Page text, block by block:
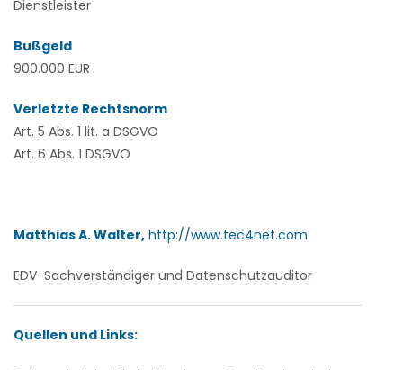
Dienstleister
Bußgeld
900.000 EUR
Verletzte Rechtsnorm
Art. 5 Abs. 1 lit. a DSGVO
Art. 6 Abs. 1 DSGVO
Matthias A. Walter, http://www.tec4net.com
EDV-Sachverständiger und Datenschutzauditor
Quellen und Links: